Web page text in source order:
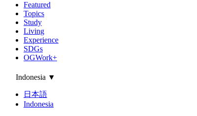
Featured
Topics
Study
Living
Experience
SDGs
OGWork+
Indonesia ▼
日本語
Indonesia